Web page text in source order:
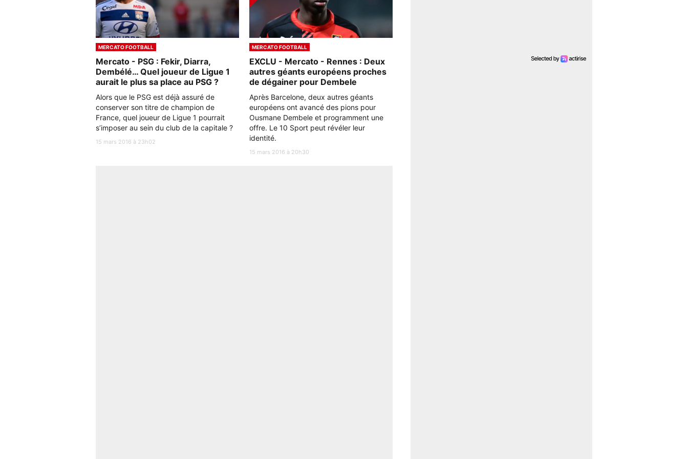
MERCATO FOOTBALL
Mercato - PSG : Fekir, Diarra,
Dembélé… Quel joueur de Ligue 1
aurait le plus sa place au PSG ?
Alors que le PSG est déjà assuré de
conserver son titre de champion de
France, quel joueur de Ligue 1 pourrait
s’imposer au sein du club de la capitale ?
15 mars 2016 à 23h02
MERCATO FOOTBALL
EXCLU - Mercato - Rennes : Deux
autres géants européens proches
de dégainer pour Dembele
Après Barcelone, deux autres géants
européens ont avancé des pions pour
Ousmane Dembele et programment une
offre. Le 10 Sport peut révéler leur
identité.
15 mars 2016 à 20h30